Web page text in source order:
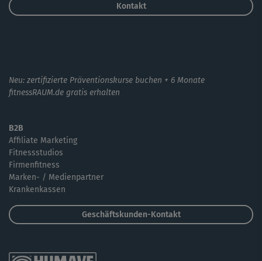
Kontakt
Neu: zertifizierte Präventionskurse buchen + 6 Monate
fitnessRAUM.de gratis erhalten
B2B
Affiliate Marketing
Fitnessstudios
Firmenfitness
Marken- / Medienpartner
Krankenkassen
Geschäftskunden-Kontakt